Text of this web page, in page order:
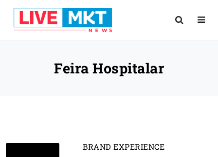
Feira Hospitalar
BRAND EXPERIENCE